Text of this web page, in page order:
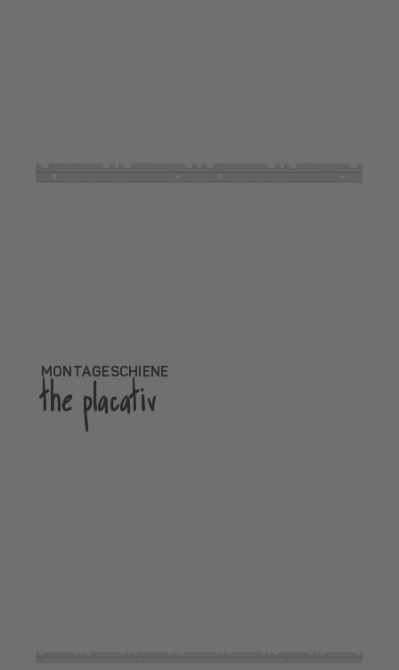
MONTAGESCHIENE
the placativ